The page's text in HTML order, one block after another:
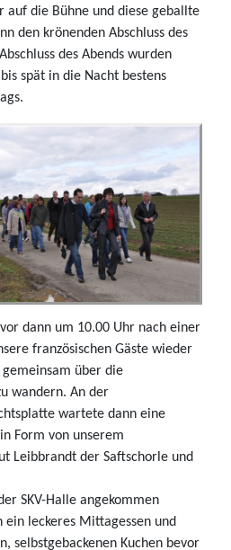
auf die Bühne und diese geballte
den krönenden Abschluss des
des Abends wurden
spät in die Nacht bestens
dann um 10.00 Uhr nach einer
französischen Gäste wieder
gemeinsam über die
wandern. An der
wartete dann eine
Form von unserem
Leibbrandt der Saftschorle und
SKV-Halle angekommen
ein leckeres Mittagessen und
selbstgebackenen Kuchen bevor